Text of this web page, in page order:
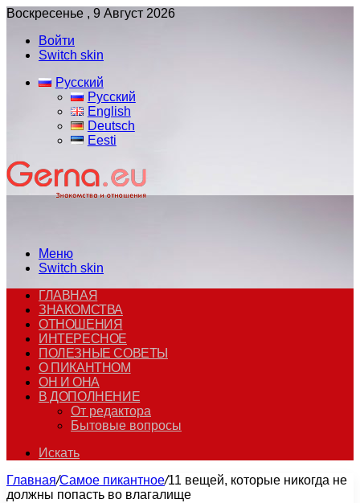
Воскресенье , 9 Август 2026
Войти
Switch skin
Русский
Русский
English
Deutsch
Eesti
Меню
Switch skin
ГЛАВНАЯ
ЗНАКОМСТВА
ОТНОШЕНИЯ
ИНТЕРЕСНОЕ
ПОЛЕЗНЫЕ СОВЕТЫ
О ПИКАНТНОМ
ОН И ОНА
В ДОПОЛНЕНИЕ
От редактора
Бытовые вопросы
Искать
Главная/Самое пикантное/11 вещей, которые никогда не
должны попасть во влагалище